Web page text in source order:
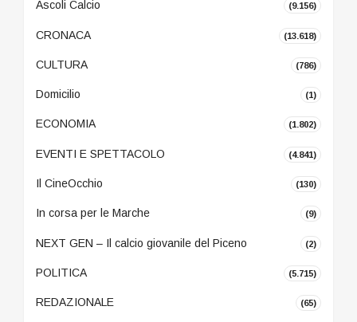
Ascoli Calcio (9.156)
CRONACA (13.618)
CULTURA (786)
Domicilio (1)
ECONOMIA (1.802)
EVENTI E SPETTACOLO (4.841)
Il CineOcchio (130)
In corsa per le Marche (9)
NEXT GEN – Il calcio giovanile del Piceno (2)
POLITICA (5.715)
REDAZIONALE (65)